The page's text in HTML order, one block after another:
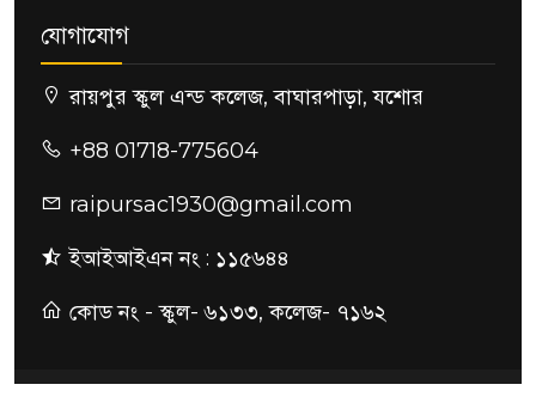
যোগাযোগ
রায়পুর স্কুল এন্ড কলেজ, বাঘারপাড়া, যশোর
+88 01718-775604
raipursac1930@gmail.com
ইআইআইএন নং : ১১৫৬৪৪
কোড নং - স্কুল- ৬১৩৩, কলেজ- ৭১৬২